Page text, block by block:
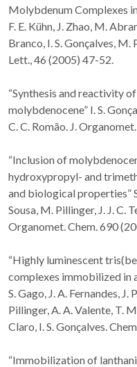
Molybdenum Complexes
F. E. Kühn, J. Zhao, M.
Branco, I. S. Gonçalves,
Lett., 46 (2005) 47-52.
“Synthesis and reactivity
molybdenocene” I. S.
C. C. Romão. J.
“Inclusion of
hydroxypropyl- and
and biological properties”
Sousa, M. Pillinger, J. J. C.
Organomet. Chem. 690
“Highly luminescent
complexes immobilized in
S. Gago, J. A. Fernandes, J.
Pillinger, A. A. Valente, T.
Claro, I. S. Gonçalves.
“Immobilization of